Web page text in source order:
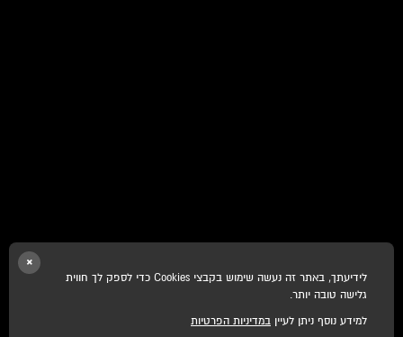
×
לידיעתך, באתר זה נעשה שימוש בקבצי Cookies כדי לספק לך חווית
גלישה טובה יותר.
למידע נוסף ניתן לעיין במדיניות הפרטיות